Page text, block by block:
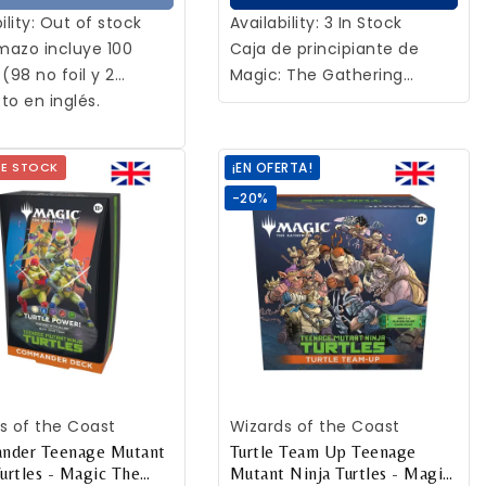
Out of stock
incluye 100
no foil y 2
foil tradicional
con 2 cartas
10 fichas de
caja
hoja de
y tarjeta de
en inglés.
Availability: 3 In Stock
Caja de principiante de
Magic: The Gathering
Avatar: la leyenda de Aang.
personas para mayores de
13 años. Incluye 2 mazos
para aprender a jugar, 8
mazos temáticos, 2
tapetes de juego, 2
contadores de vidas
Spindown y mucho más.
Producto en Inglés.
STOCK
AL CARRITO
of the Coast
Teenage Mutant
- Magic The
¡EN OFERTA!
-20%
AÑADIR AL CARRITO
Wizards of the Coast
Turtle Team Up Teenage
Mutant Ninja Turtles - Magic